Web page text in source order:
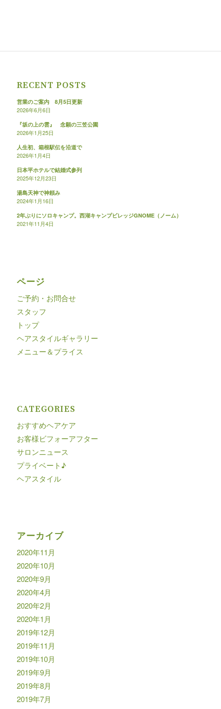
RECENT POSTS
営業のご案内 8月5日更新
2026年6月6日
『坂の上の雲』 念願の三笠公園
2026年1月25日
人生初、箱根駅伝を沿道で
2026年1月4日
日本平ホテルで結婚式参列
2025年12月23日
湯島天神で神頼み
2024年1月16日
2年ぶりにソロキャンプ。西湖キャンプビレッジGNOME（ノーム）
2021年11月4日
ページ
ご予約・お問合せ
スタッフ
トップ
ヘアスタイルギャラリー
メニュー＆プライス
CATEGORIES
おすすめヘアケア
お客様ビフォーアフター
サロンニュース
プライベート♪
ヘアスタイル
アーカイブ
2020年11月
2020年10月
2020年9月
2020年4月
2020年2月
2020年1月
2019年12月
2019年11月
2019年10月
2019年9月
2019年8月
2019年7月